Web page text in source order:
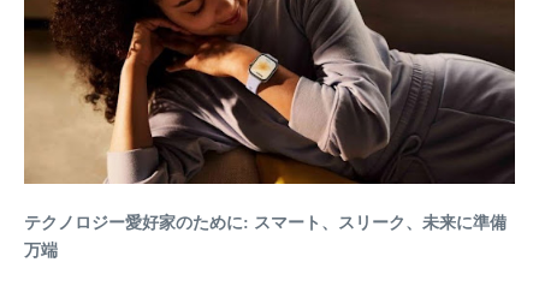
テクノロジー愛好家のために: スマート、スリーク、未来に準備
万端